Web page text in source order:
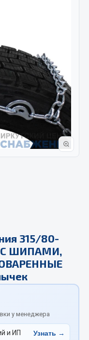
315/80-
С ШИПАМИ,
у менеджера
и ИП Узнать →